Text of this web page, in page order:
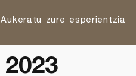
Aukeratu zure esperientzia